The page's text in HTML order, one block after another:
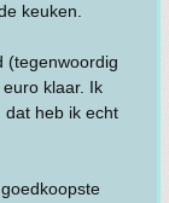
keuken.
(tegenwoordig
klaar. Ik
dat heb ik echt